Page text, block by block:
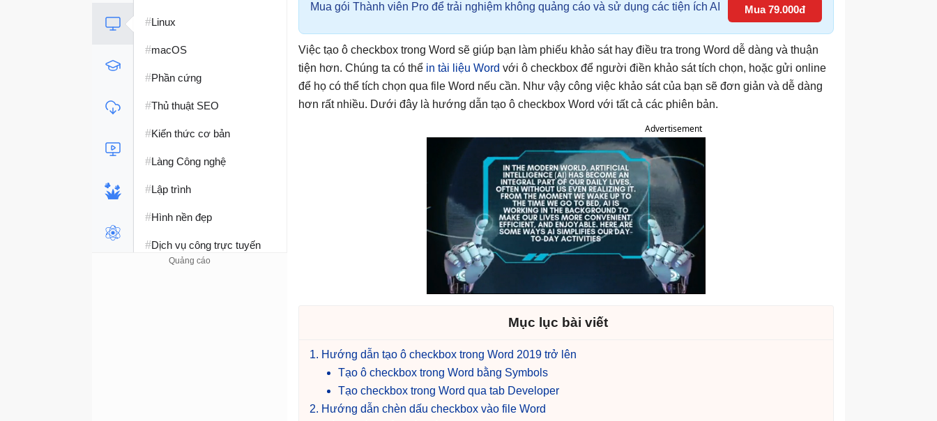
Mua gói Thành viên Pro để trải nghiệm không quảng cáo và sử dụng các tiện ích AI Mua 79.000đ
Việc tạo ô checkbox trong Word sẽ giúp bạn làm phiếu khảo sát hay điều tra trong Word dễ dàng và thuận
tiện hơn. Chúng ta có thể in tài liệu Word với ô checkbox để người điền khảo sát tích chọn, hoặc gửi online
để họ có thể tích chọn qua file Word nếu cần. Như vậy công việc khảo sát của bạn sẽ đơn giản và dễ dàng
hơn rất nhiều. Dưới đây là hướng dẫn tạo ô checkbox Word với tất cả các phiên bản.
Advertisement
Mục lục bài viết
Hướng dẫn tạo ô checkbox trong Word 2019 trở lên
Tạo ô checkbox trong Word bằng Symbols
Tạo checkbox trong Word qua tab Developer
Hướng dẫn chèn dấu checkbox vào file Word
#Linux
#macOS
#Phần cứng
#Thủ thuật SEO
#Kiến thức cơ bản
#Làng Công nghệ
#Lập trình
#Hình nền đẹp
#Dịch vụ công trực tuyến